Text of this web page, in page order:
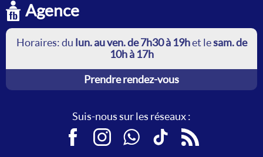
Agence
Horaires: du lun. au ven. de 7h30 à 19het lesam. de
10h à 17h
Prendre rendez-vous
Suis-nous sur les réseaux :
FacebookInstagramWhatsAppTikTokRSS